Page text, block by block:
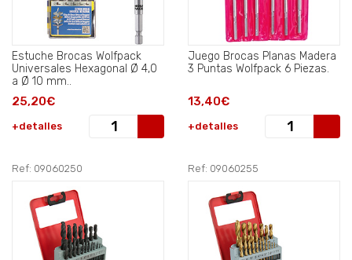
Estuche Brocas Wolfpack
Universales Hexagonal Ø 4,0
a Ø 10 mm..
25,20€
+detalles
Juego Brocas Planas Madera
3 Puntas Wolfpack 6 Piezas.
13,40€
+detalles
Ref: 09060250 Ref: 09060255